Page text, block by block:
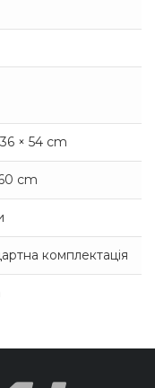
× 54 cm
cm
комплектація